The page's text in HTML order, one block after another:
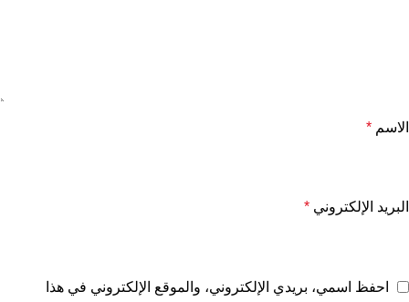
الاسم *
البريد الإلكتروني *
احفظ اسمي، بريدي الإلكتروني، والموقع الإلكتروني في هذا